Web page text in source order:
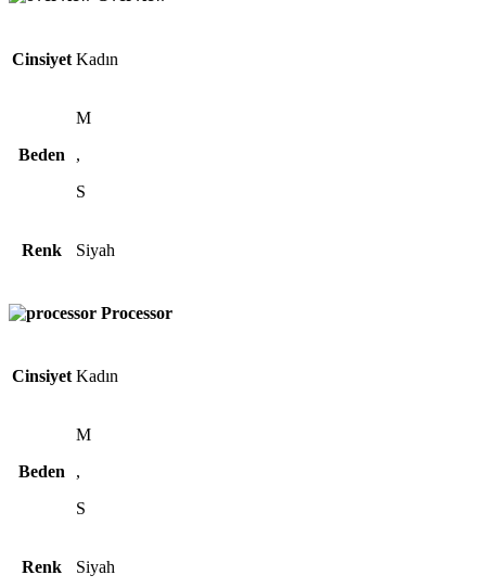
Cinsiyet Kadın
Beden
M
,
S
Renk Siyah
Processor
Cinsiyet Kadın
Beden
M
,
S
Renk Siyah